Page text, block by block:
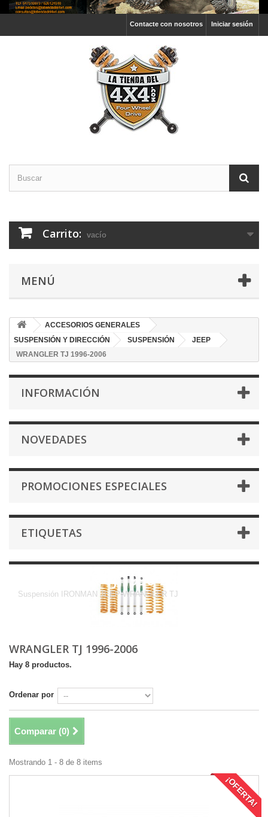
Iniciar sesión
Contacte con nosotros
Carrito: vacío
MENÚ
ACCESORIOS GENERALES
SUSPENSIÓN Y DIRECCIÓN
SUSPENSIÓN
JEEP
WRANGLER TJ 1996-2006
INFORMACIÓN
NOVEDADES
PROMOCIONES ESPECIALES
ETIQUETAS
WRANGLER TJ 1996-2006
Suspensión IRONMAN JEEP WRANGLER TJ
WRANGLER TJ 1996-2006
Hay 8 productos.
Ordenar por
Comparar (0)
Mostrando 1 - 8 de 8 items
¡OFERTA!